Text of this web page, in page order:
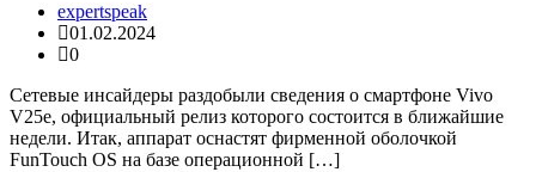
expertspeak
01.02.2024
0
Сетевые инсайдеры раздобыли сведения о смартфоне Vivo
V25e, официальный релиз которого состоится в ближайшие
недели. Итак, аппарат оснастят фирменной оболочкой
FunTouch OS на базе операционной […]